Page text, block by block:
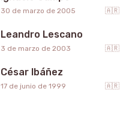
30 de marzo de 2005 🇦🇷
19
Leandro Lescano
3 de marzo de 2003 🇦🇷
25
César Ibáñez
17 de junio de 1999 🇦🇷